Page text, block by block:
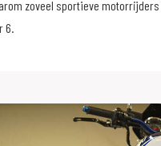
zoveel sportieve
6.